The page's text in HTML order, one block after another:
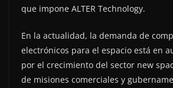
que impone ALTER Technology.
En la actualidad, la demanda de
electrónicos para el espacio está en
por el crecimiento del sector new
de misiones comerciales y